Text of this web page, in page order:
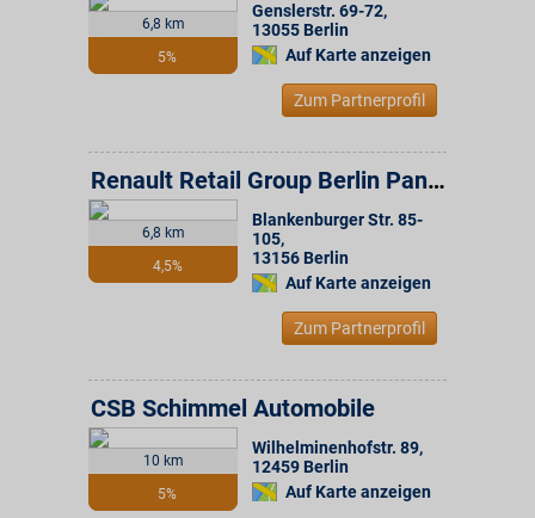
6,8 km
5%
Genslerstr. 69-72,
13055 Berlin
Auf Karte anzeigen
Zum Partnerprofil
6,8 km
4,5%
Renault Retail Group Berlin Pankow
Blankenburger Str. 85-
105,
13156 Berlin
Auf Karte anzeigen
Zum Partnerprofil
10 km
5%
CSB Schimmel Automobile
Wilhelminenhofstr. 89,
12459 Berlin
Auf Karte anzeigen